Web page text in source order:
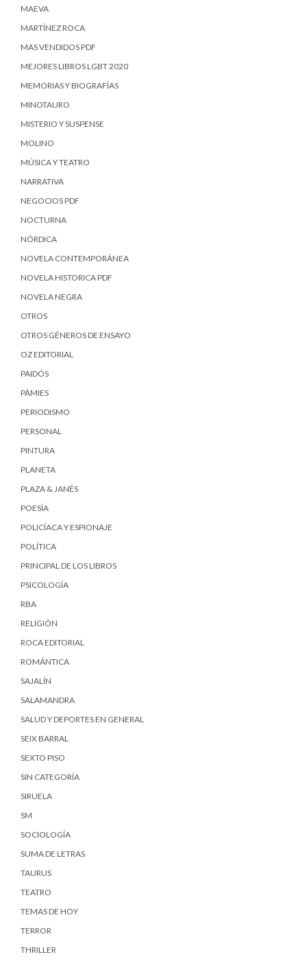
MAEVA
MARTÍNEZ ROCA
MAS VENDIDOS PDF
MEJORES LIBROS LGBT 2020
MEMORIAS Y BIOGRAFÍAS
MINOTAURO
MISTERIO Y SUSPENSE
MOLINO
MÚSICA Y TEATRO
NARRATIVA
NEGOCIOS PDF
NOCTURNA
NÓRDICA
NOVELA CONTEMPORÁNEA
NOVELA HISTORICA PDF
NOVELA NEGRA
OTROS
OTROS GÉNEROS DE ENSAYO
OZ EDITORIAL
PAIDÓS
PÀMIES
PERIODISMO
PERSONAL
PINTURA
PLANETA
PLAZA & JANÉS
POESÍA
POLICÍACA Y ESPIONAJE
POLÍTICA
PRINCIPAL DE LOS LIBROS
PSICOLOGÍA
RBA
RELIGIÓN
ROCA EDITORIAL
ROMÁNTICA
SAJALÍN
SALAMANDRA
SALUD Y DEPORTES EN GENERAL
SEIX BARRAL
SEXTO PISO
SIN CATEGORÍA
SIRUELA
SM
SOCIOLOGÍA
SUMA DE LETRAS
TAURUS
TEATRO
TEMAS DE HOY
TERROR
THRILLER